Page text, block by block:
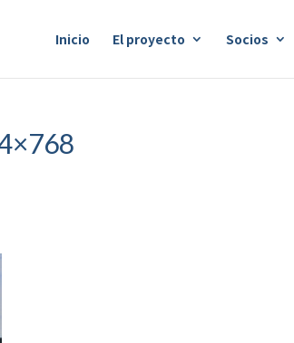
Inicio El proyecto Socios